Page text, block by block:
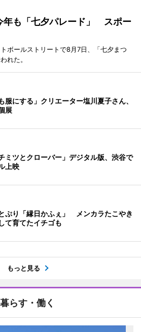
年も「七夕パレード」 スポー
ボールストリートで8月7日、「七夕まつ
れた。
服にする」クリエーター塩川夏子さん、
展
ミツとクローバー」デジタル版、渋谷で
上映
ぷり「縁日かふぇ」 メンカラたこやき
て育てたイチゴも
もっと見る
暮らす・働く